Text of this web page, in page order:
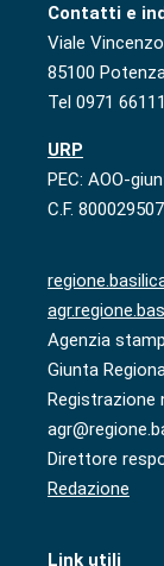
Contatti e
Viale
85100
Tel 0971
URP
PEC: AOO-
C.F.
Agenzia
Giunta
Registrazione
Direttore
Redazione
Link utili